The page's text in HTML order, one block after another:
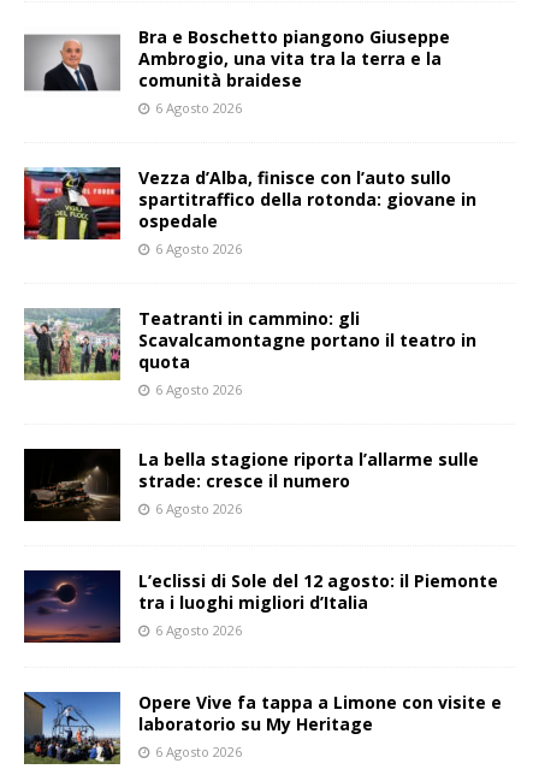
Bra e Boschetto piangono Giuseppe
Ambrogio, una vita tra la terra e la
comunità braidese
6 Agosto 2026
Vezza d’Alba, finisce con l’auto sullo
spartitraffico della rotonda: giovane in
ospedale
6 Agosto 2026
Teatranti in cammino: gli
Scavalcamontagne portano il teatro in
quota
6 Agosto 2026
La bella stagione riporta l’allarme sulle
strade: cresce il numero
6 Agosto 2026
L’eclissi di Sole del 12 agosto: il Piemonte
tra i luoghi migliori d’Italia
6 Agosto 2026
Opere Vive fa tappa a Limone con visite e
laboratorio su My Heritage
6 Agosto 2026